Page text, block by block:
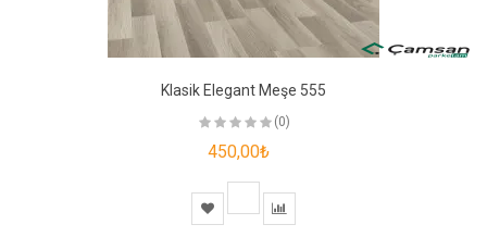
Klasik Elegant Meşe 555
(0)
450,00₺